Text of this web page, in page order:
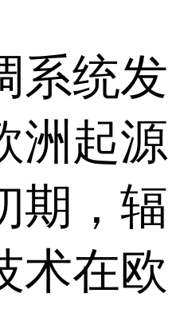
系统发
洲起源
期，辐
术在欧